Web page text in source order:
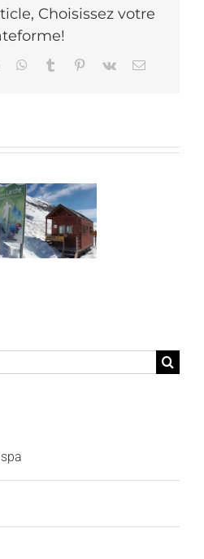
Choisissez votre
WhatsApp
Tumblr Pinterest
Vk Email